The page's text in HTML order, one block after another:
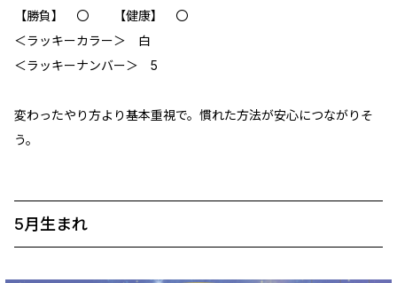
【勝負】 〇 【健康】 〇
＜ラッキーカラー＞ 白
＜ラッキーナンバー＞ 5
変わったやり方より基本重視で。慣れた方法が安心につながりそ
う。
5月生まれ